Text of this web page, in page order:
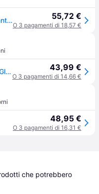
ALPINESTARS 3568420-10-S Guanti da chopper 55,72 €
O 3 pagamenti di 18,57 €
Alpinestars Stella Copper Woman Gloves Nero XL Donna 43,99 €
O 3 pagamenti di 14,66 €
48,95 €
O 3 pagamenti di 16,31 €
che potrebbero